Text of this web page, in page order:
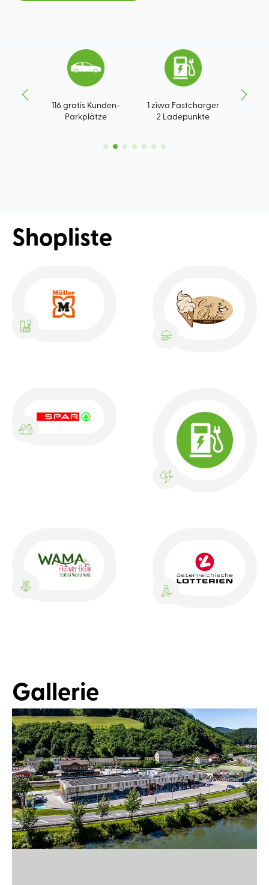
116 gratis Kunden-
Parkplätze
1 ziwa Fastcharger
2 Ladepunkte
Shopliste
Gallerie